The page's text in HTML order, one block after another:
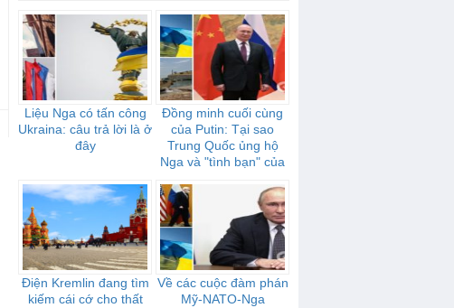
Liệu Nga có tấn công
Ukraina: câu trả lời là ở
đây
Đồng minh cuối cùng
của Putin: Tại sao
Trung Quốc ủng hộ
Nga và "tình bạn" của
Điện Kremlin đang tìm
kiếm cái cớ cho thất
Về các cuộc đàm phán
Mỹ-NATO-Nga